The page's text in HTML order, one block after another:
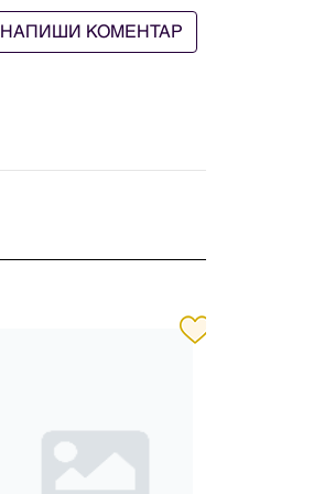
НАПИШИ КОМЕНТАР